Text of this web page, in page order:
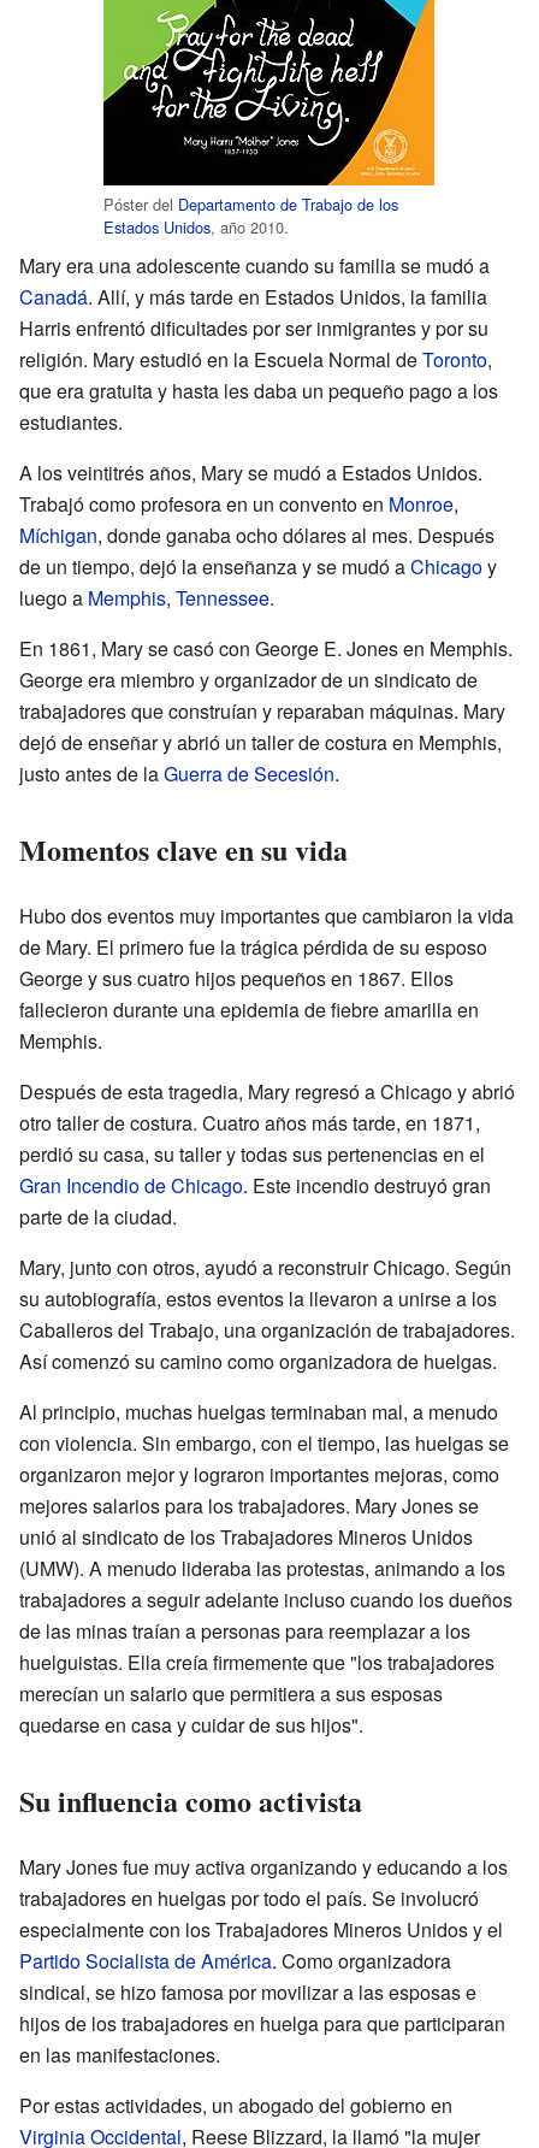
Póster del Departamento de Trabajo de los
Estados Unidos, año 2010.
Mary era una adolescente cuando su familia se mudó a
Canadá. Allí, y más tarde en Estados Unidos, la familia
Harris enfrentó dificultades por ser inmigrantes y por su
religión. Mary estudió en la Escuela Normal deToronto,
que era gratuita y hasta les daba un pequeño pago a los
estudiantes.
A los veintitrés años, Mary se mudó a Estados Unidos.
Trabajó como profesora en un convento en Monroe,
Míchigan, donde ganaba ocho dólares al mes. Después
de un tiempo, dejó la enseñanza y se mudó aChicagoy
luego a Memphis, Tennessee.
En 1861, Mary se casó con George E. Jones en Memphis.
George era miembro y organizador de un sindicato de
trabajadores que construían y reparaban máquinas. Mary
dejó de enseñar y abrió un taller de costura en Memphis,
justo antes de laGuerra de Secesión.
Momentos clave en su vida
Hubo dos eventos muy importantes que cambiaron la vida
de Mary. El primero fue la trágica pérdida de su esposo
George y sus cuatro hijos pequeños en 1867. Ellos
fallecieron durante una epidemia de fiebre amarilla en
Memphis.
Después de esta tragedia, Mary regresó a Chicago y abrió
otro taller de costura. Cuatro años más tarde, en 1871,
perdió su casa, su taller y todas sus pertenencias en el
Gran Incendio de Chicago. Este incendio destruyó gran
parte de la ciudad.
Mary, junto con otros, ayudó a reconstruir Chicago. Según
su autobiografía, estos eventos la llevaron a unirse a los
Caballeros del Trabajo, una organización de trabajadores.
Así comenzó su camino como organizadora de huelgas.
Al principio, muchas huelgas terminaban mal, a menudo
con violencia. Sin embargo, con el tiempo, las huelgas se
organizaron mejor y lograron importantes mejoras, como
mejores salarios para los trabajadores. Mary Jones se
unió al sindicato de los Trabajadores Mineros Unidos
(UMW). A menudo lideraba las protestas, animando a los
trabajadores a seguir adelante incluso cuando los dueños
de las minas traían a personas para reemplazar a los
huelguistas. Ella creía firmemente que "los trabajadores
merecían un salario que permitiera a sus esposas
quedarse en casa y cuidar de sus hijos".
Su influencia como activista
Mary Jones fue muy activa organizando y educando a los
trabajadores en huelgas por todo el país. Se involucró
especialmente con los Trabajadores Mineros Unidos y el
Partido Socialista de América. Como organizadora
sindical, se hizo famosa por movilizar a las esposas e
hijos de los trabajadores en huelga para que participaran
en las manifestaciones.
Por estas actividades, un abogado del gobierno en
Virginia Occidental, Reese Blizzard, la llamó "la mujer